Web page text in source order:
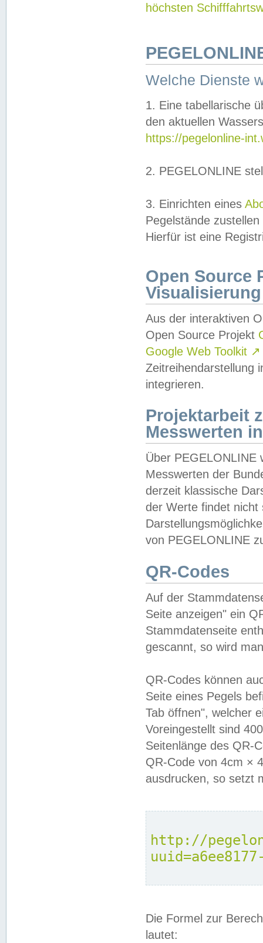
höchsten
Welche Dienste
1. Eine tabellarische
den aktuellen
https://pegelonline-
2. PEGELONLINE
3. Einrichten eines
Pegelstände
Hierfür ist eine
Open Source
Visualisierung
Aus der interaktiven
Open Source Projekt
Google Web Toolkit ↗
Zeitreihendarstellung
integrieren.
Projektarbeit
Messwerten
Über PEGELONLINE
Messwerten der
derzeit klassische
der Werte findet
von PEGELONLINE
QR-Codes
Auf der
Seite anzeigen" ein
Stammdatenseite
gescannt, so wird
QR-Codes können
Seite eines Pegels
Tab öffnen", welcher
Voreingestellt sind
Seitenlänge des QR-
QR-Code von 4cm ×
ausdrucken, so setzt
http://
Die Formel zur
lautet: